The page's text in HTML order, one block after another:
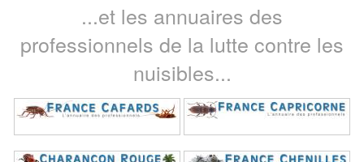
...et les annuaires des
professionnels de la lutte contre les
nuisibles...